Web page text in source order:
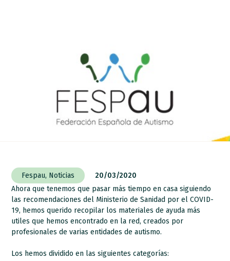
Fespau, Noticias
20/03/2020
Ahora que tenemos que pasar más tiempo en casa siguiendo
las recomendaciones del Ministerio de Sanidad por el COVID-
19, hemos querido recopilar los materiales de ayuda más
utiles que hemos encontrado en la red, creados por
profesionales de varias entidades de autismo.
Los hemos dividido en las siguientes categorías: